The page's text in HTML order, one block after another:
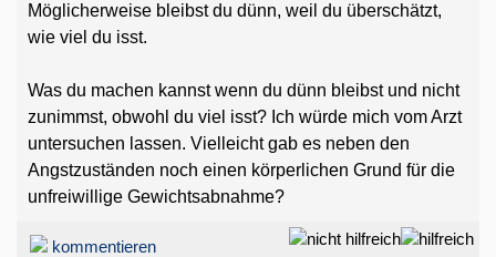
Möglicherweise bleibst du dünn, weil du überschätzt,
wie viel du isst.
Was du machen kannst wenn du dünn bleibst und nicht
zunimmst, obwohl du viel isst? Ich würde mich vom Arzt
untersuchen lassen. Vielleicht gab es neben den
Angstzuständen noch einen körperlichen Grund für die
unfreiwillige Gewichtsabnahme?
kommentieren